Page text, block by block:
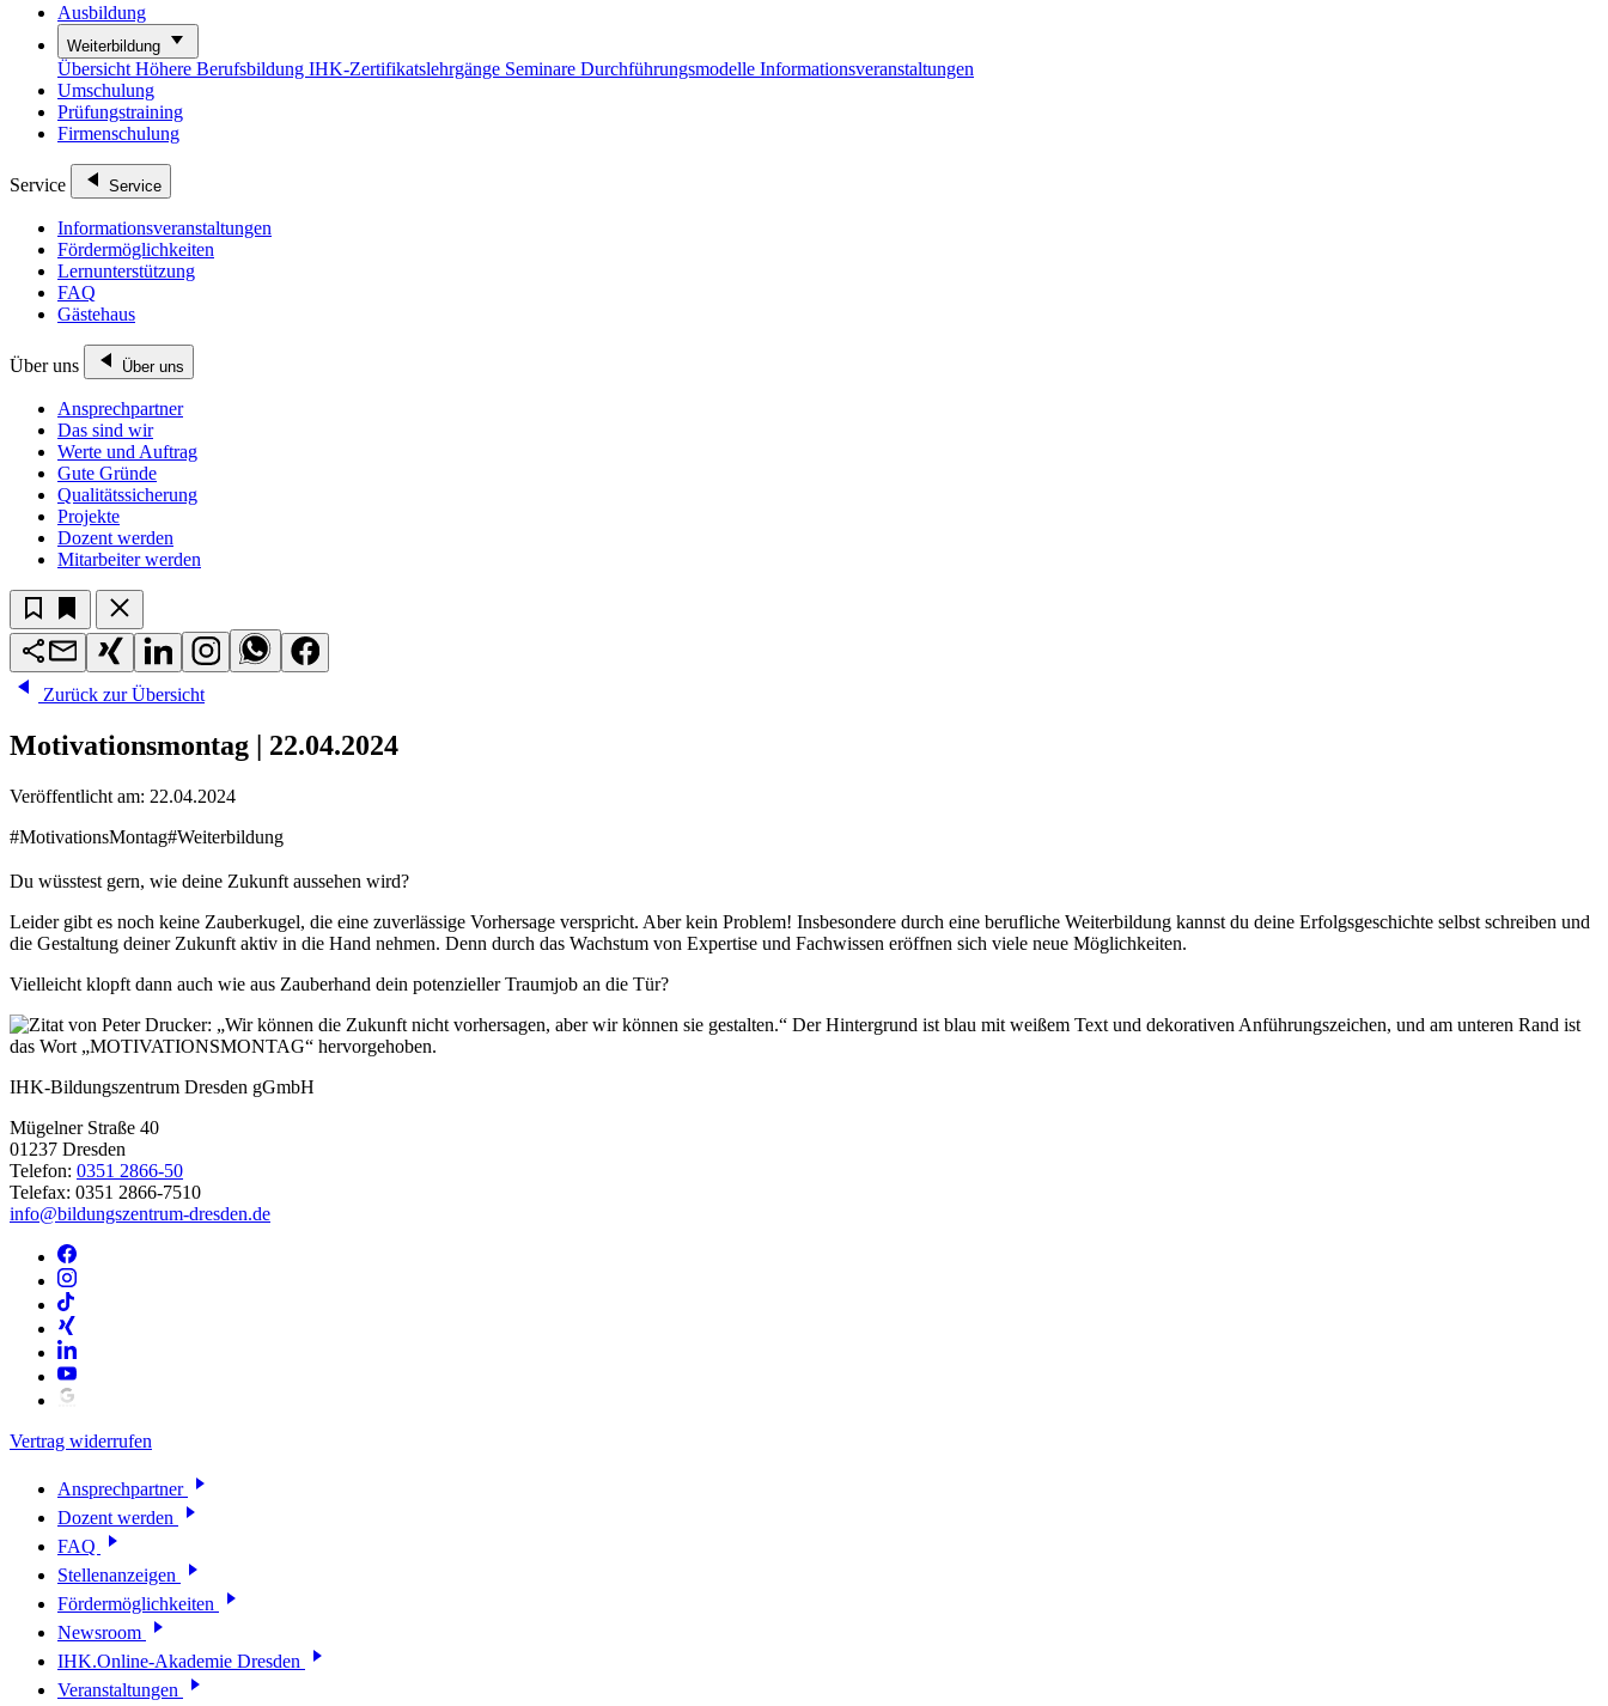
Ausbildung
Weiterbildung
Übersicht Höhere Berufsbildung IHK-Zertifikatslehrgänge Seminare Durchführungsmodelle Informationsveranstaltungen
Umschulung
Prüfungstraining
Firmenschulung
Service Service
Informationsveranstaltungen
Fördermöglichkeiten
Lernunterstützung
FAQ
Gästehaus
Über uns Über uns
Ansprechpartner
Das sind wir
Werte und Auftrag
Gute Gründe
Qualitätssicherung
Projekte
Dozent werden
Mitarbeiter werden
Zurück zur Übersicht
Motivationsmontag | 22.04.2024
Veröffentlicht am: 22.04.2024
#MotivationsMontag#Weiterbildung
Du wüsstest gern, wie deine Zukunft aussehen wird?
Leider gibt es noch keine Zauberkugel, die eine zuverlässige Vorhersage verspricht. Aber kein Problem! Insbesondere durch eine berufliche Weiterbildung kannst du deine Erfolgsgeschichte selbst schreiben und
die Gestaltung deiner Zukunft aktiv in die Hand nehmen. Denn durch das Wachstum von Expertise und Fachwissen eröffnen sich viele neue Möglichkeiten.
Vielleicht klopft dann auch wie aus Zauberhand dein potenzieller Traumjob an die Tür?
IHK-Bildungszentrum Dresden gGmbH
Mügelner Straße 40
01237 Dresden
Telefon: 0351 2866-50
Telefax: 0351 2866-7510
info@bildungszentrum-dresden.de
Vertrag widerrufen
Ansprechpartner
Dozent werden
FAQ
Stellenanzeigen
Fördermöglichkeiten
Newsroom
IHK.Online-Akademie Dresden
Veranstaltungen